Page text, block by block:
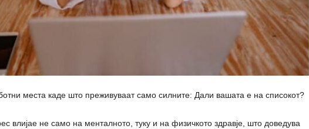
места каде што преживуваат само силните: Дали вашата е на списокот?
влијае не само на менталното, туку и на физичкото здравје, што доведува